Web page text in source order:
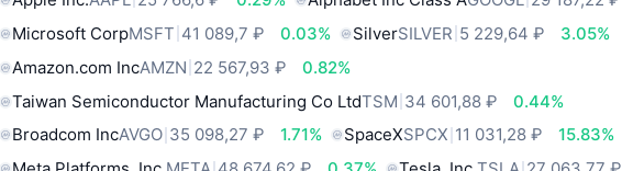
Microsoft CorpMSFT 41 089,7 ₽ 0.03% SilverSILVER 5 229,64 ₽
3.05%
Amazon.com IncAMZN 22 567,93 ₽
0.82%
Taiwan Semiconductor Manufacturing Co LtdTSM 34 601,88 ₽
0.44%
Broadcom IncAVGO 35 098,27 ₽ 1.71% SpaceXSPCX 11 031,28 ₽
15.83%